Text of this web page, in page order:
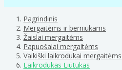
Pagrindinis
Mergaitėms ir berniukams
Žaislai mergaitėms
Papuošalai mergaitėms
Vaikiški laikrodukai mergaitėms
Laikrodukas Liūtukas